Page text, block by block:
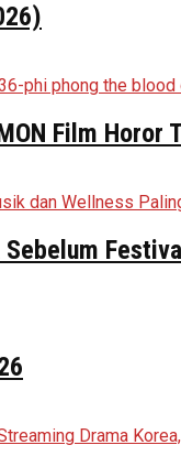
Film
Sebelum